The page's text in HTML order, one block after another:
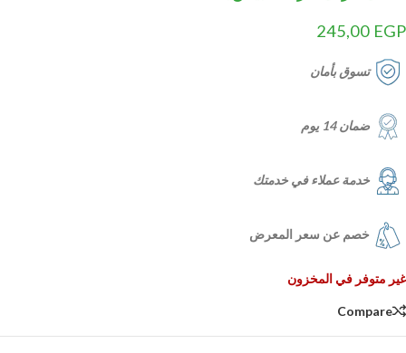
245,00 EGP
تسوق بأمان
ضمان 14 يوم
خدمة عملاء في خدمتك
خصم عن سعر المعرض
غير متوفر في المخزون
Compare